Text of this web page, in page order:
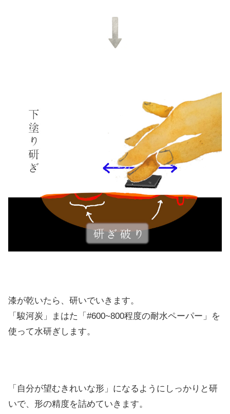
漆が乾いたら、研いでいきます。
「駿河炭」まはた「#600~800程度の耐水ペーパー」を
使って水研ぎします。
「自分が望むきれいな形」になるようにしっかりと研
いで、形の精度を詰めていきます。